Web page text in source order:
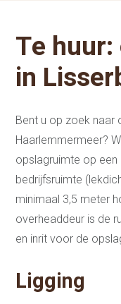
Te
in
Bent u op zoek naar
Haarlemmermeer?
opslagruimte op
bedrijfsruimte
minimaal 3,5 meter
overheaddeur is de
en inrit voor de
Ligging